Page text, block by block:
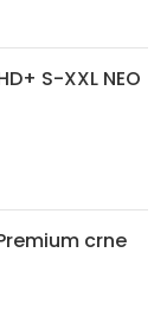
S-XXL NEO
crne